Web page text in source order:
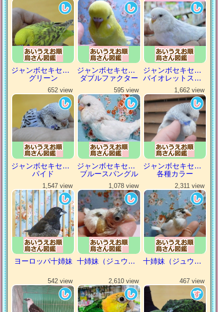
ジャンボセキセイインコ
グリーン
ジャンボセキセイインコ
ダブルファクター
ジャンボセキセイインコ
バイオレットスパングル
652 view
ジャンボセキセイインコ
パイド
595 view
ジャンボセキセイインコ
ブルースパングル
1,662 view
ジャンボセキセイインコ
各種カラー
1,547 view
ヨーロッパ十姉妹
1,078 view
十姉妹（ジュウシマツ）
2,311 view
十姉妹（ジュウシマツ）
542 view 2,610 view 467 view